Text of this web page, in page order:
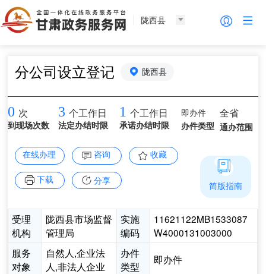
陇西县
分公司设立登记 陇西县
0 次
到现场次数
3 个工作日
法定办结时限
1 个工作日
承诺办结时限
即办件
办件类型
全省
通办范围
在线办理 咨询 收藏
下载 分享
受理
机构
陇西县市场监督
管理局
实施
编码
11621122MB1533087
W4000131003000
服务
对象
自然人,企业法
人,非法人企业
办件
类型
即办件
简版指南